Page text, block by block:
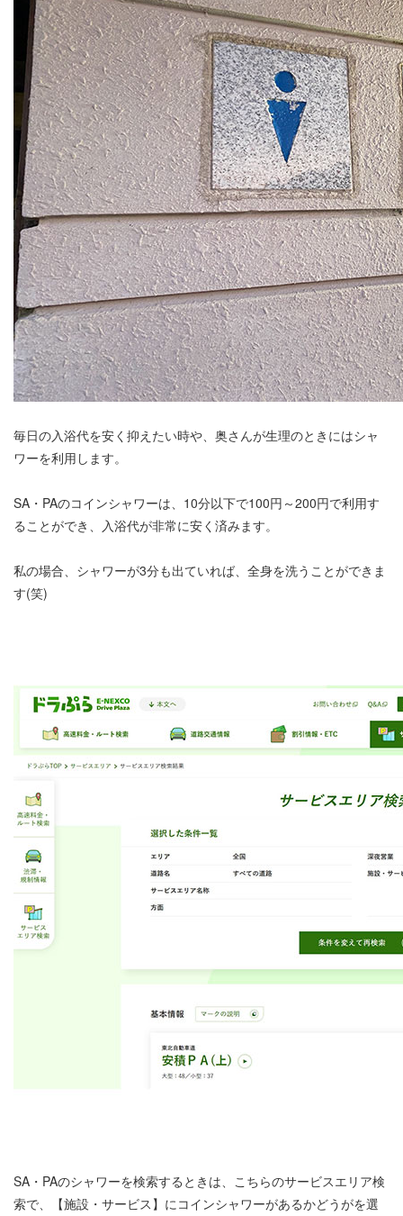
毎日の入浴代を安く抑えたい時や、奥さんが生理のときにはシャ
ワーを利用します。
SA・PAのコインシャワーは、10分以下で100円～200円で利用す
ることができ、入浴代が非常に安く済みます。
私の場合、シャワーが3分も出ていれば、全身を洗うことができま
す(笑)
SA・PAのシャワーを検索するときは、こちらのサービスエリア検
索で、【施設・サービス】にコインシャワーがあるかどうがを選